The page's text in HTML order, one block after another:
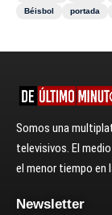
Béisbol
portada
Somos una
televisivos. El
el menor tiempo en
Newsletter